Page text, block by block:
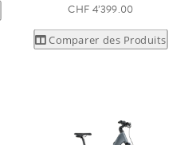
CHF 4’399.00
Comparer des Produits